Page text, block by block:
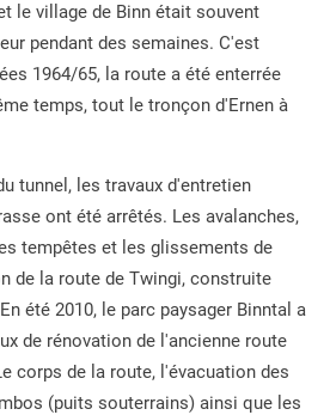
le village de Binn était souvent
pendant des semaines. C'est
1964/65, la route a été enterrée
temps, tout le tronçon d'Ernen à
tunnel, les travaux d'entretien
ont été arrêtés. Les avalanches,
tempêtes et les glissements de
de la route de Twingi, construite
été 2010, le parc paysager Binntal a
de rénovation de l'ancienne route
corps de la route, l'évacuation des
(puits souterrains) ainsi que les